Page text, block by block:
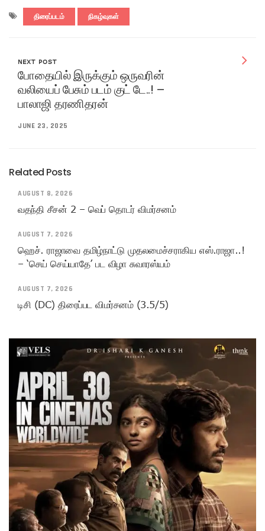
திரைப்படம் நிகழ்வுகள்
NEXT POST
போதையில் இருக்கும் ஒருவரின்
வலியைப் பேசும் படம் குட் டே..! –
பாலாஜி தரணிதரன்
JUNE 23, 2025
Related Posts
AUGUST 8, 2026
வதந்தி சீசன் 2 – வெப் தொடர் விமர்சனம்
AUGUST 7, 2026
ஹெச். ராஜாவை தமிழ்நாட்டு முதலமைச்சராகிய எஸ்.ராஜா..!
– ‘செய் செய்யாதே’ பட விழா சுவாரஸ்யம்
AUGUST 7, 2026
டிசி (DC) திரைப்பட விமர்சனம் (3.5/5)